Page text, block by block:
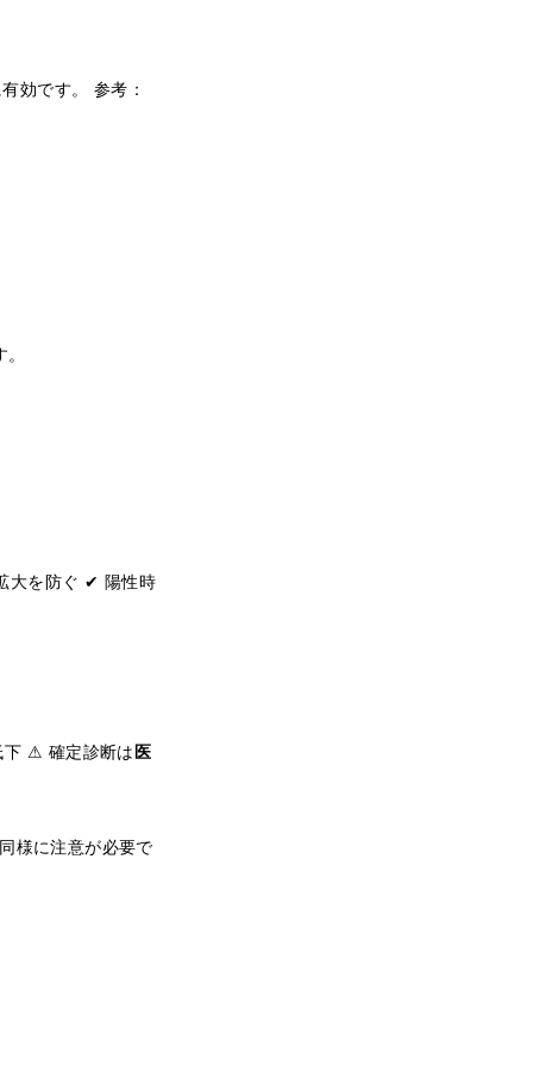
効です。 参考：
大を防ぐ ✔ 陽性時
下 ⚠ 確定診断は医
様に注意が必要で